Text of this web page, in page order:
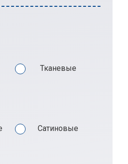
Тканевые
Сатиновые